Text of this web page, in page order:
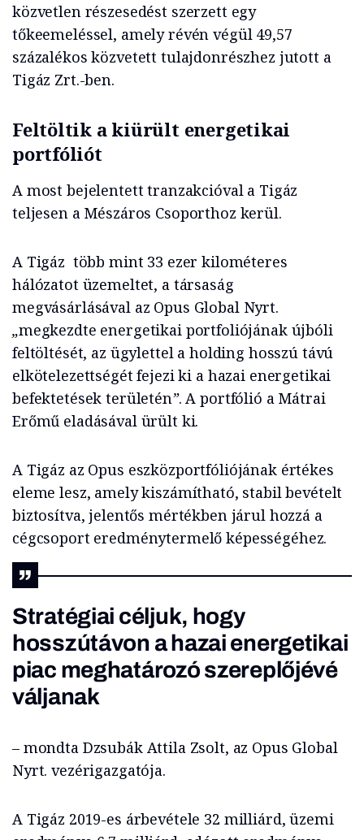
közvetlen részesedést szerzett egy
tőkeemeléssel, amely révén végül 49,57
százalékos közvetett tulajdonrészhez jutott a
Tigáz Zrt.-ben.
Feltöltik a kiürült energetikai
portfóliót
A most bejelentett tranzakcióval a Tigáz
teljesen a Mészáros Csoporthoz kerül.
A Tigáz több mint 33 ezer kilométeres
hálózatot üzemeltet, a társaság
megvásárlásával az Opus Global Nyrt.
„megkezdte energetikai portfoliójának újbóli
feltöltését, az ügylettel a holding hosszú távú
elkötelezettségét fejezi ki a hazai energetikai
befektetések területén”. A portfólió a Mátrai
Erőmű eladásával ürült ki.
A Tigáz az Opus eszközportfóliójának értékes
eleme lesz, amely kiszámítható, stabil bevételt
biztosítva, jelentős mértékben járul hozzá a
cégcsoport eredménytermelő képességéhez.
Stratégiai céljuk, hogy
hosszútávon a hazai energetikai
piac meghatározó szereplőjévé
váljanak
– mondta Dzsubák Attila Zsolt, az Opus Global
Nyrt. vezérigazgatója.
A Tigáz 2019-es árbevétele 32 milliárd, üzemi